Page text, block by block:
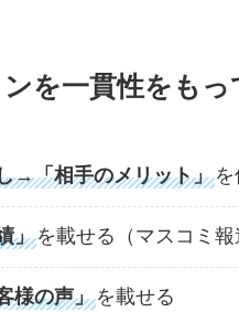
を一貫性をも
→「相手のメリット」を
」を載せる（マスコミ報
様の声」を載せる